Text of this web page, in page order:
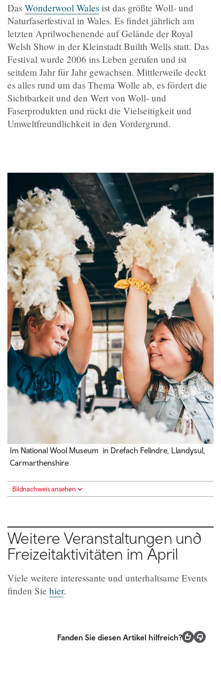
Das Wonderwool Wales ist das größte Woll- und
Naturfaserfestival in Wales. Es findet jährlich am
letzten Aprilwochenende auf Gelände der Royal
Welsh Show in der Kleinstadt Builth Wells statt. Das
Festival wurde 2006 ins Leben gerufen und ist
seitdem Jahr für Jahr gewachsen. Mittlerweile deckt
es alles rund um das Thema Wolle ab, es fördert die
Sichtbarkeit und den Wert von Woll- und
Faserprodukten und rückt die Vielseitigkeit und
Umweltfreundlichkeit in den Vordergrund.
Im National Wool Museum in Drefach Felindre, Llandysul,
Carmarthenshire
Bildnachweis ansehen
Weitere Veranstaltungen und
Freizeitaktivitäten im April
Viele weitere interessante und unterhaltsame Events
finden Sie hier.
Fanden Sie diesen Artikel hilfreich?